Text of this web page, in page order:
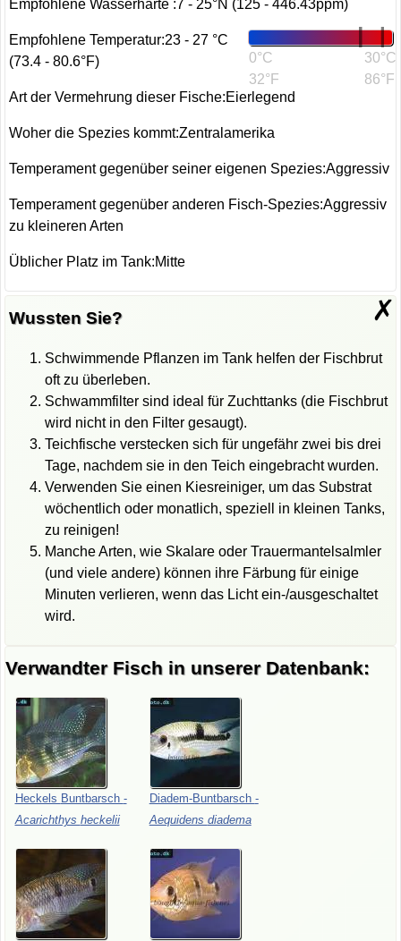
Empfohlene Wasserhärte :7 - 25°N (125 - 446.43ppm)
0°C
32°F
30°C
86°F
Empfohlene Temperatur:23 - 27 °C
(73.4 - 80.6°F)
Art der Vermehrung dieser Fische:Eierlegend
Woher die Spezies kommt:Zentralamerika
Temperament gegenüber seiner eigenen Spezies:Aggressiv
Temperament gegenüber anderen Fisch-Spezies:Aggressiv
zu kleineren Arten
Üblicher Platz im Tank:Mitte
✗
Wussten Sie?
Schwimmende Pflanzen im Tank helfen der Fischbrut
oft zu überleben.
Schwammfilter sind ideal für Zuchttanks (die Fischbrut
wird nicht in den Filter gesaugt).
Teichfische verstecken sich für ungefähr zwei bis drei
Tage, nachdem sie in den Teich eingebracht wurden.
Verwenden Sie einen Kiesreiniger, um das Substrat
wöchentlich oder monatlich, speziell in kleinen Tanks,
zu reinigen!
Manche Arten, wie Skalare oder Trauermantelsalmler
(und viele andere) können ihre Färbung für einige
Minuten verlieren, wenn das Licht ein-/ausgeschaltet
wird.
Verwandter Fisch in unserer Datenbank:
Heckels Buntbarsch -
Acarichthys heckelii
Diadem-Buntbarsch -
Aequidens diadema